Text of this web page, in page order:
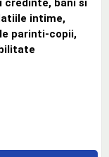
intime,
parinti-copii,